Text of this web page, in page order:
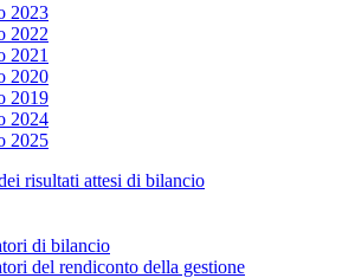
2023
2022
2021
2020
2019
2024
2025
risultati attesi di bilancio
di bilancio
del rendiconto della gestione